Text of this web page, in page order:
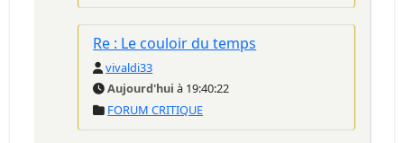
Re : Le couloir du temps
vivaldi33
Aujourd'hui à 19:40:22
FORUM CRITIQUE